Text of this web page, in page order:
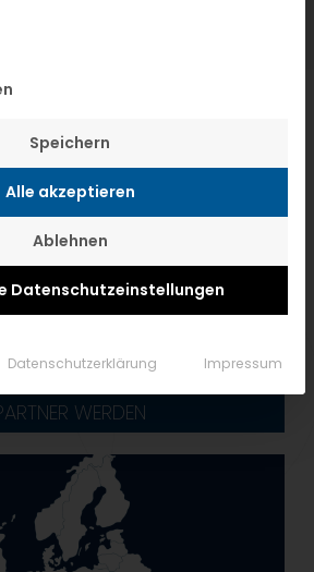
WERDEN
der Service-Gruppen,
Speichern
Alle akzeptieren
Ablehnen
Datenschutzeinstellungen
Datenschutzerklärung Impressum